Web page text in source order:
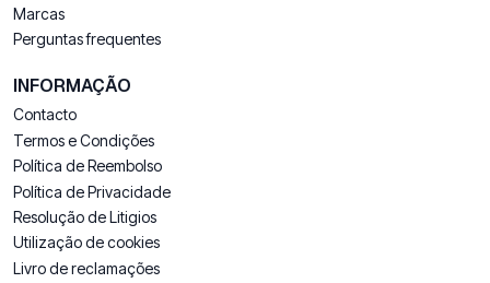
Marcas
Perguntas frequentes
INFORMAÇÃO
Contacto
Termos e Condições
Política de Reembolso
Política de Privacidade
Resolução de Litigios
Utilização de cookies
Livro de reclamações